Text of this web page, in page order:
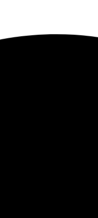
темнее, чем на экране,
Дизайн точно